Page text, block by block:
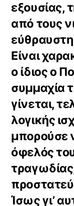
εξουσίας,
από τους
Είναι
ο ίδιος ο
συμμαχία
γίνεται,
λογικής
μπορούσε
όφελός
Ίσως γι’